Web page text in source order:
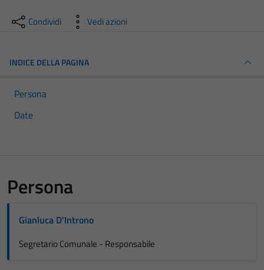
Condividi Vedi azioni
INDICE DELLA PAGINA
Persona
Date
Persona
Gianluca D'Introno
Segretario Comunale - Responsabile